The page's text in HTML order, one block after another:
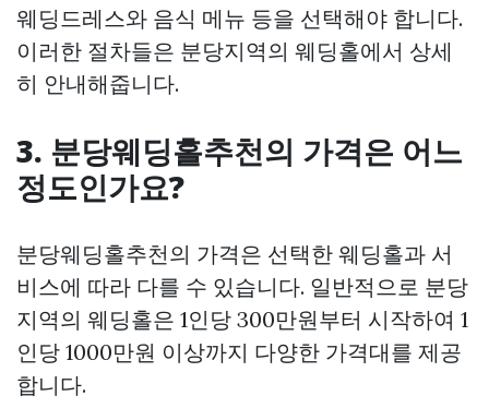
웨딩드레스와 음식 메뉴 등을 선택해야 합니다.
이러한 절차들은 분당지역의 웨딩홀에서 상세
히 안내해줍니다.
3. 분당웨딩홀추천의 가격은 어느
정도인가요?
분당웨딩홀추천의 가격은 선택한 웨딩홀과 서
비스에 따라 다를 수 있습니다. 일반적으로 분당
지역의 웨딩홀은 1인당 300만원부터 시작하여 1
인당 1000만원 이상까지 다양한 가격대를 제공
합니다.